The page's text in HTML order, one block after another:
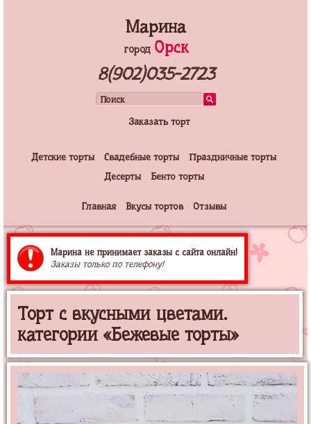
Марина
город Орск
8(902)035-2723
Заказать торт
Детские торты Свадебные торты
Праздничные торты
Десерты
Бенто торты
Главная Вкусы тортов Отзывы
Марина не принимает заказы с сайта онлайн!
Заказы только по телефону!
Торт с вкусными цветами.
категории «Бежевые торты»